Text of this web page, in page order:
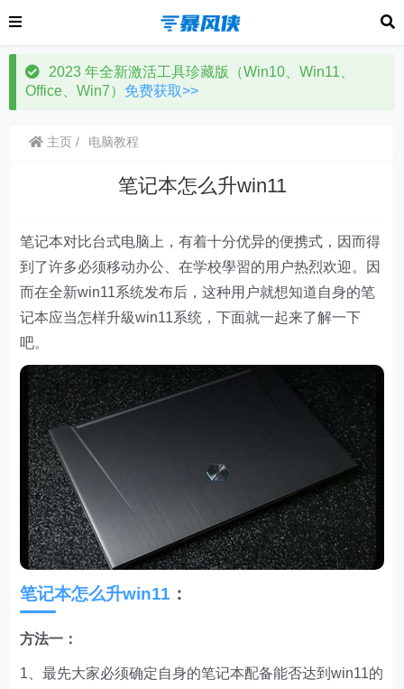
2023 年全新激活工具珍藏版（Win10、Win11、
Office、Win7） 免费获取>>
主页 电脑教程
笔记本怎么升win11
笔记本对比台式电脑上，有着十分优异的便携式，因而得
到了许多必须移动办公、在学校學習的用户热烈欢迎。因
而在全新win11系统发布后，这种用户就想知道自身的笔
记本应当怎样升級win11系统，下面就一起来了解一下
吧。
笔记本怎么升win11 ：
方法一：
1、最先大家必须确定自身的笔记本配备能否达到win11的